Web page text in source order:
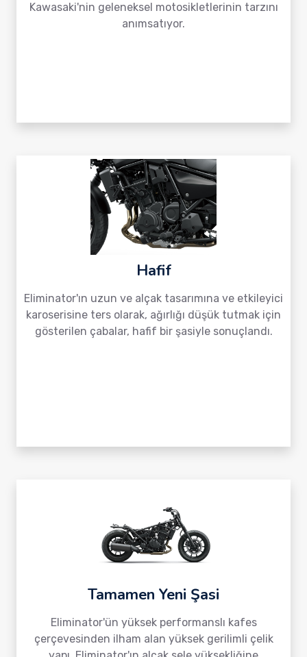
Kawasaki'nin geleneksel motosikletlerinin tarzını
anımsatıyor.
Hafif
Eliminator'ın uzun ve alçak tasarımına ve etkileyici
karoserisine ters olarak, ağırlığı düşük tutmak için
gösterilen çabalar, hafif bir şasiyle sonuçlandı.
Tamamen Yeni Şasi
Eliminator'ün yüksek performanslı kafes
çerçevesinden ilham alan yüksek gerilimli çelik